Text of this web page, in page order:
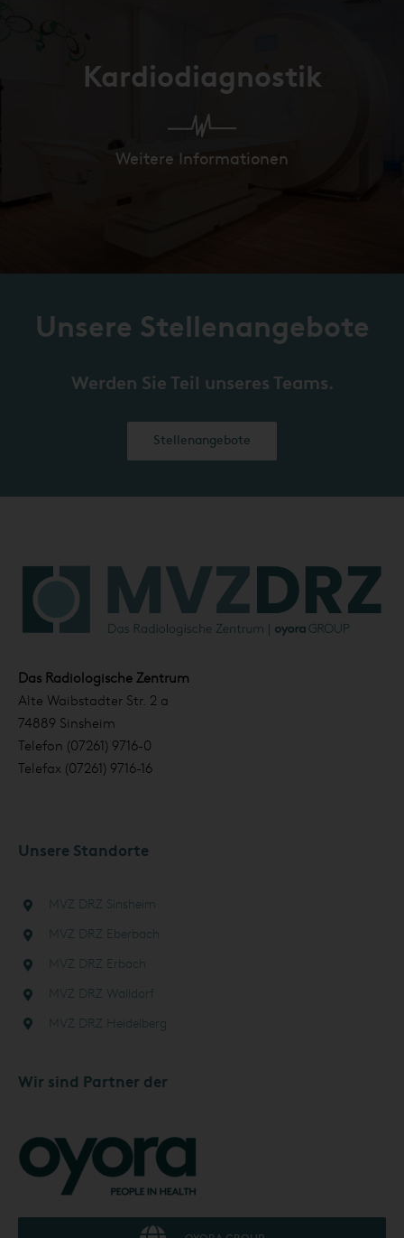
Kardiodiagnostik
Weitere Informationen
Unsere Stellenangebote
Werden Sie Teil unseres Teams.
Stellenangebote
Das Radiologische Zentrum
Alte Waibstadter Str. 2 a
74889 Sinsheim
Telefon (07261) 9716-0
Telefax (07261) 9716-16
Unsere Standorte
MVZ DRZ Sinsheim
MVZ DRZ Eberbach
MVZ DRZ Erbach
MVZ DRZ Walldorf
MVZ DRZ Heidelberg
Wir sind Partner der